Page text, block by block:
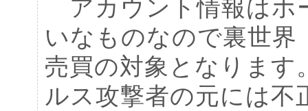
アカウント情報はホ
いなものなので裏世
売買の対象となります
ルス攻撃者の元には不